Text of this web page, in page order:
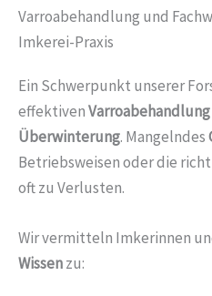
Varroabehandlung und
Imkerei-Praxis
Ein Schwerpunkt unserer
effektivenVarroabehandlung
Überwinterung. Mangelndes
Betriebsweisen oder die
oft zu Verlusten.
Wir vermitteln Imkerinnen
Wissenzu: